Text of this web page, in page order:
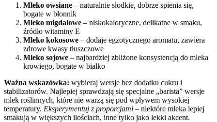
Mleko owsiane – naturalnie słodkie, dobrze spienia się,
bogate w błonnik
Mleko migdałowe – niskokaloryczne, delikatne w smaku,
źródło witaminy E
Mleko kokosowe – dodaje egzotycznego aromatu, zawiera
zdrowe kwasy tłuszczowe
Mleko sojowe – najbardziej zbliżone konsystencją do mleka
krowiego, bogate w białko
Ważna wskazówka: wybieraj wersje bez dodatku cukru i
stabilizatorów. Najlepiej sprawdzają się specjalne „barista” wersje
mlek roślinnych, które nie warzą się pod wpływem wysokiej
temperatury. Eksperymentuj z proporcjami – niektóre mleka lepiej
smakują w większych ilościach, inne tylko jako lekki akcent.